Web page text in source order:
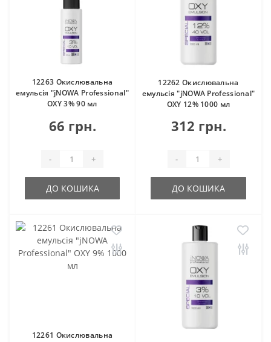
12263 Окислювальна
емульсія "jNOWA Professional"
OXY 3% 90 мл
66 грн.
- +
ДО КОШИКА
12262 Окислювальна
емульсія "jNOWA Professional"
OXY 12% 1000 мл
312 грн.
- +
ДО КОШИКА
12261 Окислювальна